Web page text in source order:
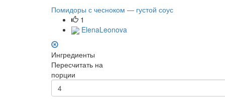
Помидоры с чесноком — густой соус
1
ElenaLeonova
Ингредиенты
Пересчитать на
порции